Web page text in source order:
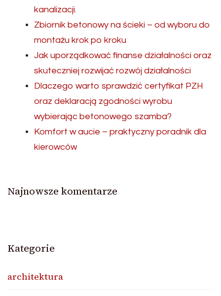
kanalizacji.
Zbiornik betonowy na ścieki – od wyboru do
montażu krok po kroku
Jak uporządkować finanse działalności oraz
skuteczniej rozwijać rozwój działalności
Dlaczego warto sprawdzić certyfikat PZH
oraz deklaracją zgodności wyrobu
wybierając betonowego szamba?
Komfort w aucie – praktyczny poradnik dla
kierowców
Najnowsze komentarze
Kategorie
architektura